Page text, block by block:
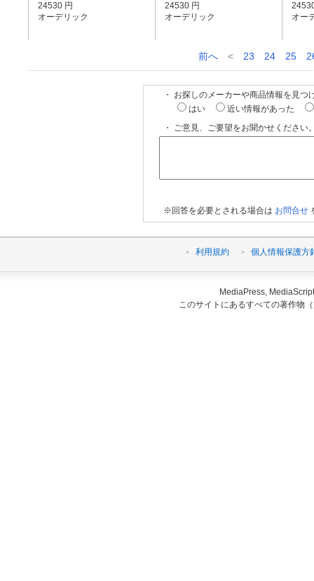
24530 円
オーデリック
24530 円
オーデリック
オー
前へ < 23 24 25
・ お探しのメーカーや商品情報を見つ
はい
近い情報があった
・ ご意見、ご要望をお聞かせください
※回答を必要とされる場合は お問合せ
利用規約 個人情報保護方
MediaPress,
このサイトにあるすべての著作物